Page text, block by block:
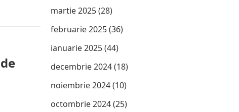
martie 2025(28)
februarie 2025(36)
ianuarie 2025(44)
decembrie 2024(18)
noiembrie 2024(10)
octombrie 2024(25)